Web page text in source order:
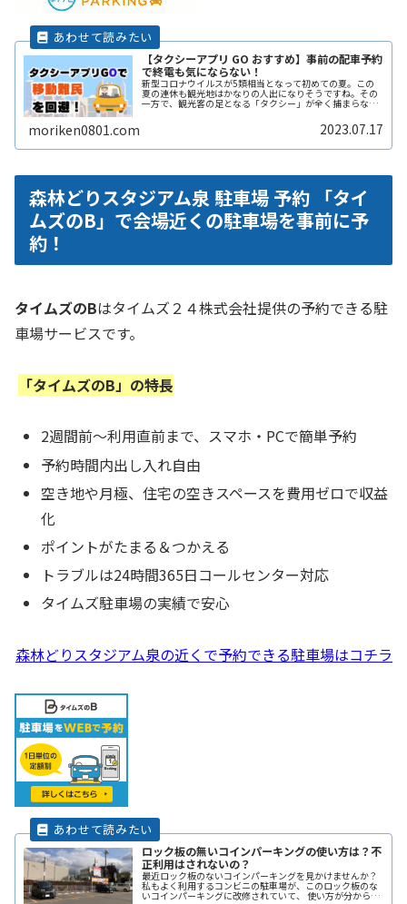
【タクシーアプリ GO おすすめ】事前の配車予約
で終電も気にならない！
新型コロナウイルスが5類相当となって初めての夏。この
夏の連休も観光地はかなりの人出になりそうですね。その
一方で、観光客の足となる「タクシー」が全く捕まらな
遊んで終電を逃した方へもおススメすReadMore...
moriken0801.com 2023.07.17
森林どりスタジアム泉 駐車場 予約 「タイ
ムズのB」で会場近くの駐車場を事前に予
約！
タイムズのBはタイムズ２４株式会社提供の予約できる駐
車場サービスです。
「タイムズのB」の特長
2週間前～利用直前まで、スマホ・PCで簡単予約
予約時間内出し入れ自由
空き地や月極、住宅の空きスペースを費用ゼロで収益
化
ポイントがたまる＆つかえる
トラブルは24時間365日コールセンター対応
タイムズ駐車場の実績で安心
森林どりスタジアム泉の近くで予約できる駐車場はコチラ
ロック板の無いコインパーキングの使い方は？不
正利用はされないの？
最近ロック板のないコインパーキングを見かけませんか？
私もよく利用するコンビニの駐車場が、このロック板のな
いコインパーキングに改修されていて、 使い方が分からず